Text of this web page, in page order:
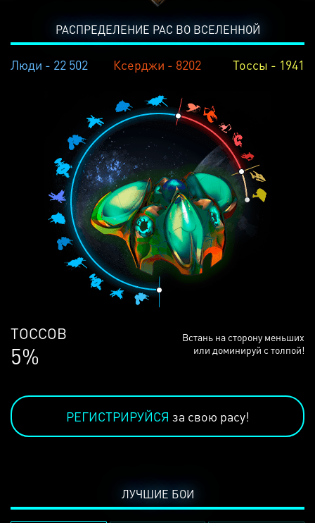
РАСПРЕДЕЛЕНИЕ РАС ВО ВСЕЛЕННОЙ
Люди - 22 502 Ксерджи - 8202 Тоссы - 1941
ЛЮДЕЙ
68%
Встань на сторону меньших
или доминируй с толпой!
РЕГИСТРИРУЙСЯ за свою расу!
ЛУЧШИЕ БОИ